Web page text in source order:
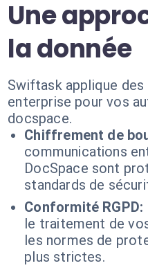
Une
la donnée
Swiftask applique
enterprise pour vos
docspace.
Chiffrement de
communications
DocSpace sont
standards de
Conformité RGPD:
le traitement de
les normes de
plus strictes.